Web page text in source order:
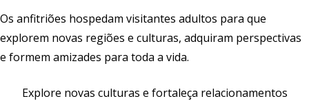
Os anfitriões hospedam visitantes adultos para que
explorem novas regiões e culturas, adquiram perspectivas
e formem amizades para toda a vida.
Explore novas culturas e fortaleça relacionamentos